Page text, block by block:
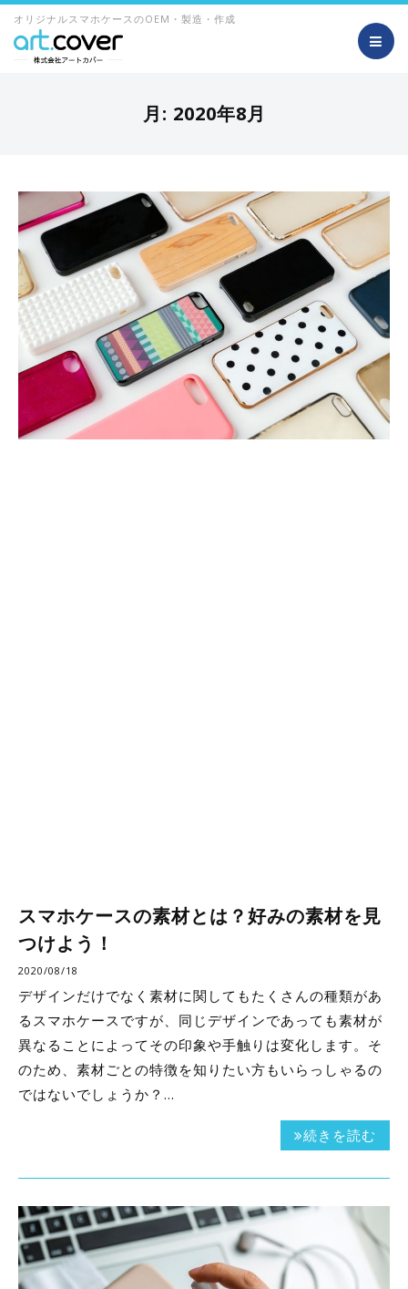
オリジナルスマホケースのOEM・製造・作成
月: 2020年8月
スマホケースの素材とは？好みの素材を見
つけよう！
2020/08/18
デザインだけでなく素材に関してもたくさんの種類があ
るスマホケースですが、同じデザインであっても素材が
異なることによってその印象や手触りは変化します。そ
のため、素材ごとの特徴を知りたい方もいらっしゃるの
ではないでしょうか？…
続きを読む